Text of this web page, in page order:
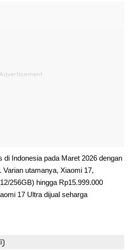
Indonesia pada Maret 2026 dengan
Varian utamanya, Xiaomi 17,
256GB) hingga Rp15.999.000
17 Ultra dijual seharga